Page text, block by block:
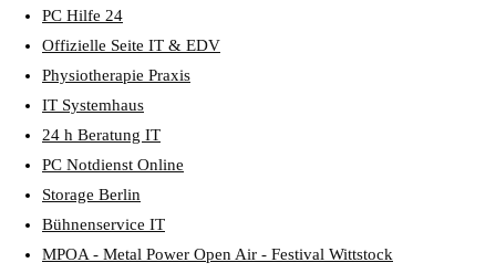
PC Hilfe 24
Offizielle Seite IT & EDV
Physiotherapie Praxis
IT Systemhaus
24 h Beratung IT
PC Notdienst Online
Storage Berlin
Bühnenservice IT
MPOA - Metal Power Open Air - Festival Wittstock